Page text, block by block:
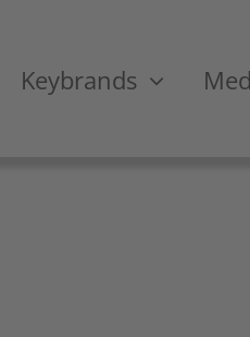
Keybrands